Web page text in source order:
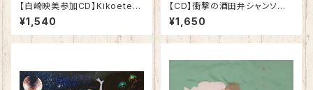
【白崎映美参加CD】Kikoeteku
ru Naminoyouni 聞こえてくる
波のように／Boom Pam
¥1,540
【CD】衝撃の酒田弁シャンソ
ン！！！！白崎映美＆白ばらボーイ
ズ”群衆 La Foule”
¥1,650